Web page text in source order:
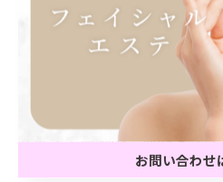
なニキビ改善や再発防止につ
スや環境要因の多い渋谷区で
バリア機能の強化や、ターン
されています。
先進ケア体験の具体的メリッ
専門的な診断・カウンセリ
お問い合わせ